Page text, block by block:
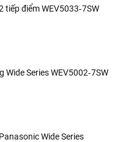
tiếp điểm WEV5033‑7SW
Wide Series WEV5002‑7SW
Wide Series